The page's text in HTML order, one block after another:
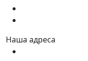
Наша адреса